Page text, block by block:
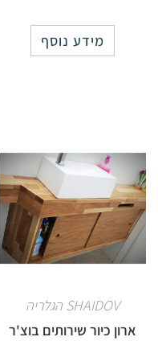
מידע נוסף
SHAIDOV הגלריה
ארון כיור שירותים בוצ'ר